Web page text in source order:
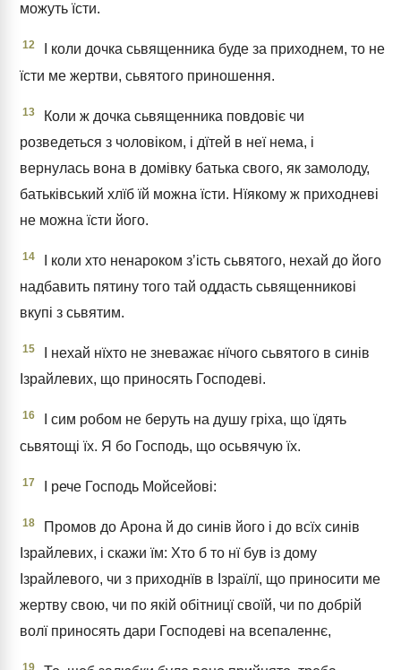
можуть їсти.
12
І коли дочка сьвященника буде за приходнем, то не
їсти ме жертви, сьвятого приношення.
13
Коли ж дочка сьвященника повдовіє чи
розведеться з чоловіком, і дїтей в неї нема, і
вернулась вона в домівку батька свого, як замолоду,
батьківський хлїб їй можна їсти. Нїякому ж приходневі
не можна їсти його.
14
І коли хто ненароком зʼість сьвятого, нехай до його
надбавить пятину того тай оддасть сьвященникові
вкупі з сьвятим.
15
І нехай нїхто не зневажає нїчого сьвятого в синів
Ізрайлевих, що приносять Господеві.
16
І сим робом не беруть на душу гріха, що їдять
сьвятощі їх. Я бо Господь, що осьвячую їх.
17 І рече Господь Мойсейові:
18
Промов до Арона й до синів його і до всїх синів
Ізрайлевих, і скажи їм: Хто б то нї був із дому
Ізрайлевого, чи з приходнїв в Ізраїлї, що приносити ме
жертву свою, чи по якій обітницї своїй, чи по добрій
волї приносять дари Господеві на всепаленнє,
19